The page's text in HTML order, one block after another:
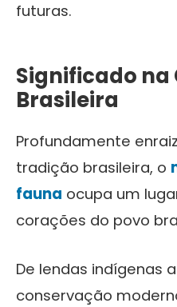
futuras.
Significado na
Brasileira
Profundamente
tradição brasileira, o
fauna ocupa um
corações do povo
De lendas indígenas
conservação